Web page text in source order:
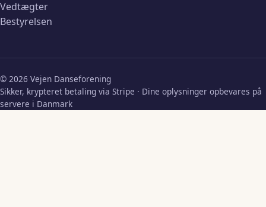
Vedtægter
Bestyrelsen
© 2026 Vejen Danseforening
Sikker, krypteret betaling via Stripe · Dine oplysninger opbevares på
servere i Danmark